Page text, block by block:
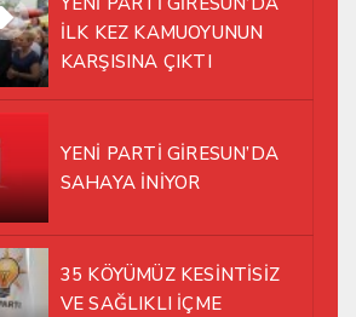
YÜRÜMEYE KARAR VERDİK
İLK KEZ KAMUOYUNUN
KARŞISINA ÇIKTI
YENİ PARTİ GİRESUN’DA
SAHAYA İNİYOR
35 KÖYÜMÜZ KESİNTİSİZ
VE SAĞLIKLI İÇME